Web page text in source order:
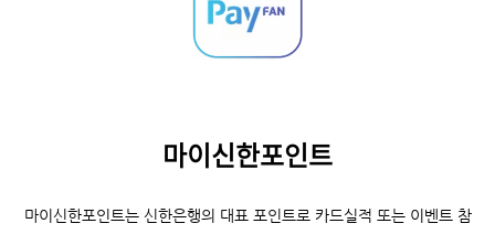
마이신한포인트
마이신한포인트는 신한은행의 대표 포인트로 카드실적 또는 이벤트 참